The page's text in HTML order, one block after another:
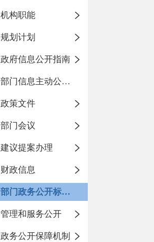
机构职能
规划计划
政府信息公开指南
部门信息主动公开基本目录
政策文件
部门会议
建议提案办理
财政信息
部门政务公开标准化目录
管理和服务公开
政务公开保障机制